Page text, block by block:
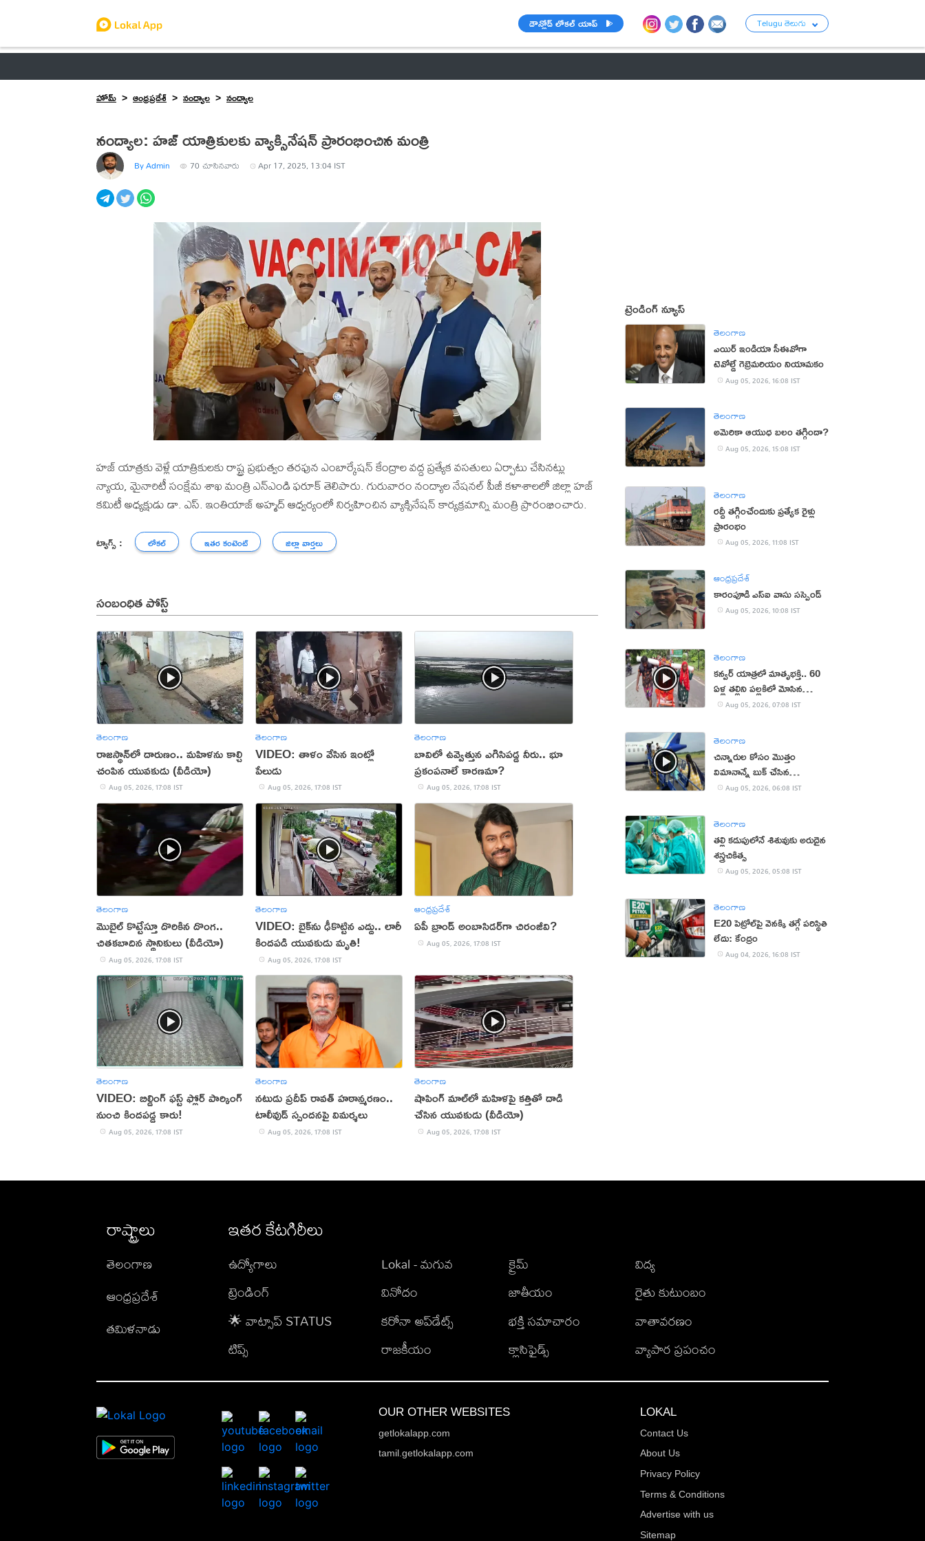
డౌన్లోడ్ లోకల్ యాప్ Telugu తెలుగు
హోమ్
ఆంధ్రప్రదేశ్ నంద్యాల నంద్యాల
నంద్యాల: హజ్ యాత్రికులకు వ్యాక్సినేషన్ ప్రారంభించిన మంత్రి
By Admin 70 చూసినవారు Apr 17, 2025, 13:04 IST
హజ్ యాత్రకు వెళ్లే యాత్రికులకు రాష్ట్ర ప్రభుత్వం తరఫున ఎంబార్కేషన్ కేంద్రాల వద్ద ప్రత్యేక వసతులు ఏర్పాటు చేసినట్లు
న్యాయ, మైనారిటీ సంక్షేమ శాఖ మంత్రి ఎన్ఎండి ఫరూక్ తెలిపారు. గురువారం నంద్యాల నేషనల్ పీజీ కళాశాలలో జిల్లా హజ్
కమిటీ అధ్యక్షుడు డా. ఎస్. ఇంతియాజ్ అహ్మద్ ఆధ్వర్యంలో నిర్వహించిన వ్యాక్సినేషన్ కార్యక్రమాన్ని మంత్రి ప్రారంభించారు.
ట్యాగ్స్ : లోకల్ ఇతర కంటెంట్ జిల్లా వార్తలు
సంబంధిత పోస్ట్
తెలంగాణ
రాజస్థాన్‌లో దారుణం.. మహిళను కాల్చి
చంపిన యువకుడు (వీడియో)
Aug 05, 2026, 17:08 IST
తెలంగాణ
VIDEO: తాళం వేసిన ఇంట్లో
పేలుడు
Aug 05, 2026, 17:08 IST
తెలంగాణ
బావిలో ఉవ్వెత్తున ఎగిసిపడ్డ నీరు.. భూ
ప్రకంపనాలే కారణమా?
Aug 05, 2026, 17:08 IST
తెలంగాణ
మొబైల్ కొట్టేస్తూ దొరికిన దొంగ..
చితకబాదిన స్థానికులు (వీడియో)
Aug 05, 2026, 17:08 IST
తెలంగాణ
VIDEO: బైక్‌ను ఢీకొట్టిన ఎద్దు.. లారీ
కిందపడి యువకుడు మృతి!
Aug 05, 2026, 17:08 IST
ఆంధ్రప్రదేశ్
ఏపీ బ్రాండ్ అంబాసిడర్‌గా చిరంజీవి?
Aug 05, 2026, 17:08 IST
తెలంగాణ
VIDEO: బిల్డింగ్ ఫస్ట్ ఫ్లోర్ పార్కింగ్
నుంచి కిందపడ్డ కారు!
Aug 05, 2026, 17:08 IST
తెలంగాణ
నటుడు ప్రదీప్ రావత్ హఠాన్మరణం..
టాలీవుడ్ స్పందనపై విమర్శలు
Aug 05, 2026, 17:08 IST
తెలంగాణ
షాపింగ్ మాల్‌లో మహిళపై కత్తితో దాడి
చేసిన యువకుడు (వీడియో)
Aug 05, 2026, 17:08 IST
ట్రెండింగ్ న్యూస్
తెలంగాణ
ఎయిర్ ఇండియా సీఈవోగా
టెవోల్డే గెబ్రెమరియం నియామకం
Aug 05, 2026, 16:08 IST
తెలంగాణ
అమెరికా ఆయుధ బలం తగ్గిందా?
Aug 05, 2026, 15:08 IST
తెలంగాణ
రద్దీ తగ్గించేందుకు ప్రత్యేక రైళ్లు
ప్రారంభం
Aug 05, 2026, 11:08 IST
ఆంధ్రప్రదేశ్
కారంపూడి ఎస్ఐ వాసు స‌స్పెండ్‌
Aug 05, 2026, 10:08 IST
తెలంగాణ
కన్వర్ యాత్రలో మాతృభక్తి.. 60
ఏళ్ల తల్లిని పల్లకిలో మోసిన
కొడుకు, కోడలు!
Aug 05, 2026, 07:08 IST
తెలంగాణ
చిన్నారుల కోసం మొత్తం
విమానాన్నే బుక్ చేసిన
యూట్యూబర్
Aug 05, 2026, 06:08 IST
తెలంగాణ
తల్లి కడుపులోనే శిశువుకు అరుదైన
శస్త్రచికిత్స
Aug 05, 2026, 05:08 IST
తెలంగాణ
E20 పెట్రోల్‌పై వెనక్కి తగ్గే పరిస్థితి
లేదు: కేంద్రం
Aug 04, 2026, 16:08 IST
రాష్ట్రాలు
తెలంగాణ
ఆంధ్రప్రదేశ్
తమిళనాడు
ఇతర కేటగిరీలు
ఉద్యోగాలు
ట్రెండింగ్
🌟 వాట్సాప్ STATUS
టిప్స్
Lokal - మగువ
వినోదం
కరోనా అప్‌డేట్స్
రాజకీయం
క్రైమ్
జాతీయం
భక్తి సమాచారం
క్లాసిఫైడ్స్
విద్య
రైతు కుటుంబం
వాతావరణం
వ్యాపార ప్రపంచం
OUR OTHER WEBSITES
getlokalapp.com
tamil.getlokalapp.com
LOKAL
Contact Us
About Us
Privacy Policy
Terms & Conditions
Advertise with us
Sitemap